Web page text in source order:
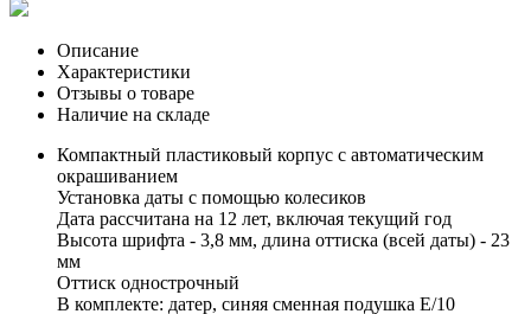
Описание
Характеристики
Отзывы о товаре
Наличие на складе
Компактный пластиковый корпус с автоматическим
окрашиванием
Установка даты с помощью колесиков
Дата рассчитана на 12 лет, включая текущий год
Высота шрифта - 3,8 мм, длина оттиска (всей даты) - 23
мм
Оттиск однострочный
В комплекте: датер, синяя сменная подушка E/10